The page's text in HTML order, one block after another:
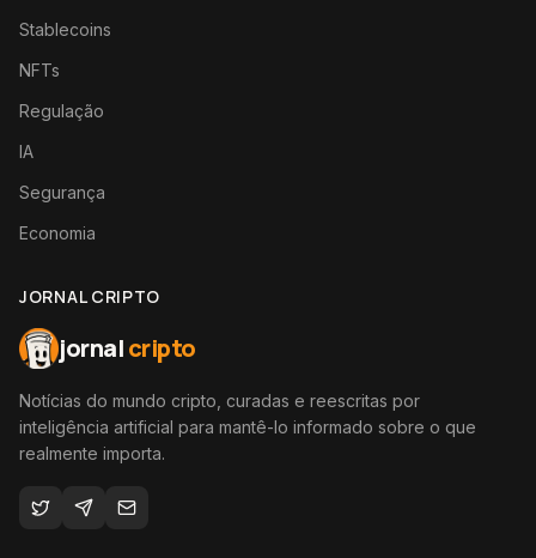
Stablecoins
NFTs
Regulação
IA
Segurança
Economia
JORNAL CRIPTO
jornalcripto
Notícias do mundo cripto, curadas e reescritas por
inteligência artificial para mantê-lo informado sobre o que
realmente importa.